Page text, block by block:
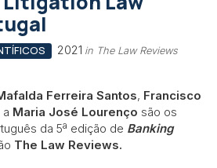
2021 in The Law Reviews
Ferreira Santos, Francisco
a Maria José Lourenço são os
da 5ª edição de Banking
The Law Reviews.